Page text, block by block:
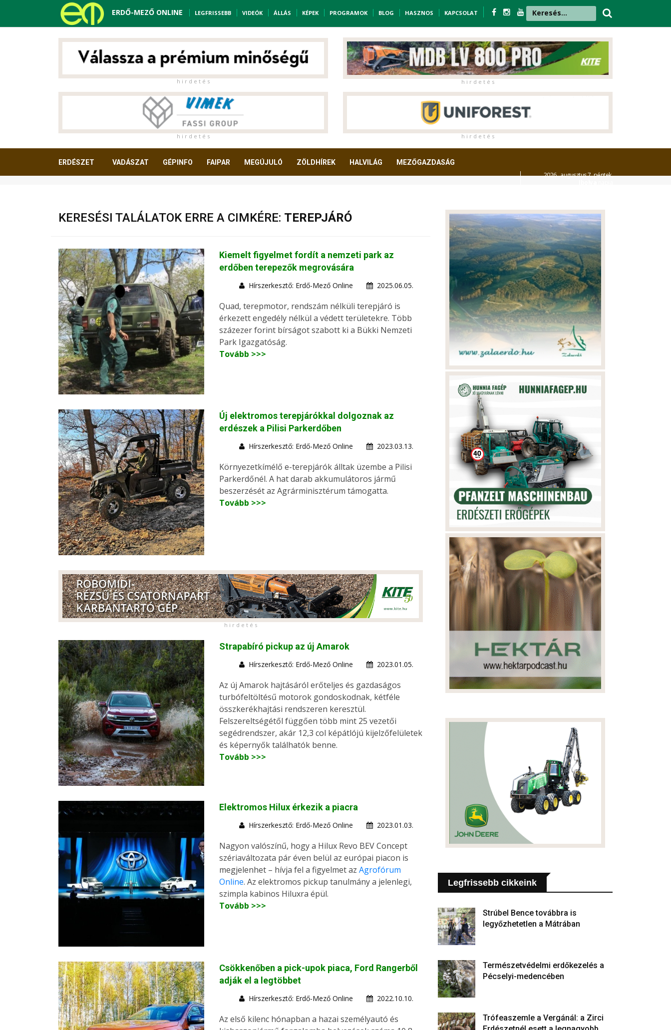
ERDŐ-MEZŐ ONLINE LEGFRISSEBB VIDEÓK ÁLLÁS KÉPEK PROGRAMOK BLOG HASZNOS KAPCSOLAT
h i r d e t é s h i r d e t é s
h i r d e t é s h i r d e t é s
ERDÉSZET VADÁSZAT GÉPINFO FAIPAR MEGÚJULÓ ZÖLDHÍREK HALVILÁG MEZŐGAZDASÁG
2026. augusztus 7. péntek,
KERESÉSI TALÁLATOK ERRE A CIMKÉRE: TEREPJÁRÓ
Kiemelt figyelmet fordít a nemzeti park az
erdőben terepezők megrovására
Hírszerkesztő: Erdő-Mező Online 2025.06.05.
Quad, terepmotor, rendszám nélküli terepjáró is
érkezett engedély nélkül a védett területekre. Több
százezer forint bírságot szabott ki a Bükki Nemzeti
Park Igazgatóság.
Tovább >>>
Új elektromos terepjárókkal dolgoznak az
erdészek a Pilisi Parkerdőben
Hírszerkesztő: Erdő-Mező Online 2023.03.13.
Környezetkímélő e-terepjárók álltak üzembe a Pilisi
Parkerdőnél. A hat darab akkumulátoros jármű
beszerzését az Agrárminisztérum támogatta.
Tovább >>>
h i r d e t é s
Strapabíró pickup az új Amarok
Hírszerkesztő: Erdő-Mező Online 2023.01.05.
Az új Amarok hajtásáról erőteljes és gazdaságos
turbófeltöltésű motorok gondoskodnak, kétféle
összkerékhajtási rendszeren keresztül.
Felszereltségétől függően több mint 25 vezetői
segédrendszer, akár 12,3 col képátlójú kijelzőfelületek
és képernyők találhatók benne.
Tovább >>>
Elektromos Hilux érkezik a piacra
Hírszerkesztő: Erdő-Mező Online 2023.01.03.
Nagyon valószínű, hogy a Hilux Revo BEV Concept
szériaváltozata pár éven belül az európai piacon is
megjelenhet – hívja fel a figyelmet az Agrofórum
Online. Az elektromos pickup tanulmány a jelenlegi,
szimpla kabinos Hiluxra épül.
Tovább >>>
Csökkenőben a pick-upok piaca, Ford Rangerből
adják el a legtöbbet
Hírszerkesztő: Erdő-Mező Online 2022.10.10.
Az első kilenc hónapban a hazai személyautó és
Legfrissebb cikkeink
Strúbel Bence továbbra is
legyőzhetetlen a Mátrában
Természetvédelmi erdőkezelés a
Pécselyi-medencében
Trófeaszemle a Vergánál: a Zirci